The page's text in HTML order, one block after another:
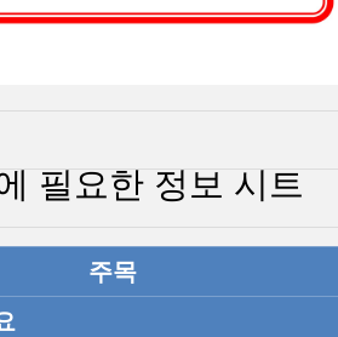
필요한 정보 시트
주목